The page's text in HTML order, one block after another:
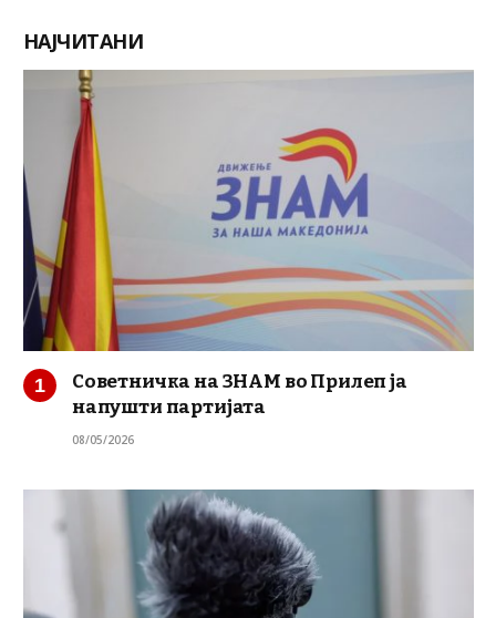
НАЈЧИТАНИ
Советничка на ЗНАМ во Прилеп ја
напушти партијата
08/05/2026